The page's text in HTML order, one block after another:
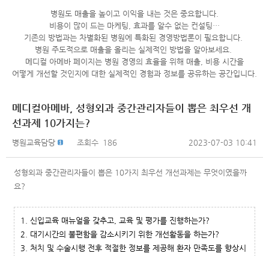
병원도 매출을 높이고 이익을 내는 것은 중요합니다.
비용이 많이 드는 마케팅, 효과를 알수 없는 컨설팅…
기존의 방법과는 차별화된 병원에 특화된 경영방법론이 필요합니다.
병원 주도적으로 매출을 올리는 실제적인 방법을 알아보세요.
메디컬 아메바 페이지는 병원 경영의 효율을 위해 매출, 비용 시간을
어떻게 개선할 것인지에 대한 실제적인 경험과 정보를 공유하는 공간입니다.
메디컬아메바, 성형외과 중간관리자들이 뽑은 최우선 개
선과제 10가지는?
병원교육담당 조회수 186 2023-07-03 10:41
성형외과 중간관리자들이 뽑은 10가지 최우선 개선과제는 무엇이였을까
요?
1. 신입교육 매뉴얼을 갖추고, 교육 및 평가를 진행하는가?
2. 대기시간의 불편함을 감소시키기 위한 개선활동을 하는가?
3. 처치 및 수술시행 전후 적절한 정보를 제공해 환자 만족도를 향상시